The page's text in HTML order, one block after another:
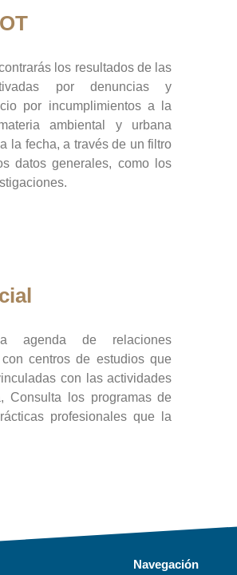
los resultados de las
por denuncias y
por incumplimientos a la
ambiental y urbana
la fecha, a través de un filtro
datos generales, como los
agenda de relaciones
centros de estudios que
con las actividades
Consulta los programas de
profesionales que la
Navegación